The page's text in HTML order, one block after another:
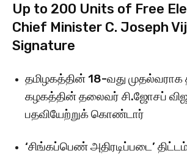
Up to 200 Units of Free
Chief Minister C. Joseph
Signature
தமிழகத்தின் 18-வது முதல்வராக
கழகத்தின் தலைவர் சி.ஜோசப்
பதவியேற்றுக் கொண்டார்
‘சிங்கப்பெண் அதிரடிப்படை’